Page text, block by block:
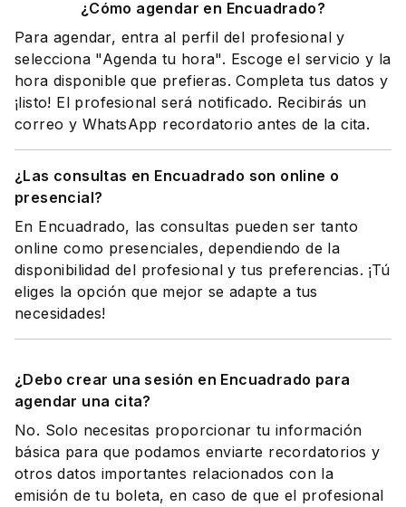
¿Cómo agendar en Encuadrado?
Para agendar, entra al perfil del profesional y
selecciona "Agenda tu hora". Escoge el servicio y la
hora disponible que prefieras. Completa tus datos y
¡listo! El profesional será notificado. Recibirás un
correo y WhatsApp recordatorio antes de la cita.
¿Las consultas en Encuadrado son online o
presencial?
En Encuadrado, las consultas pueden ser tanto
online como presenciales, dependiendo de la
disponibilidad del profesional y tus preferencias. ¡Tú
eliges la opción que mejor se adapte a tus
necesidades!
¿Debo crear una sesión en Encuadrado para
agendar una cita?
No. Solo necesitas proporcionar tu información
básica para que podamos enviarte recordatorios y
otros datos importantes relacionados con la
emisión de tu boleta, en caso de que el profesional